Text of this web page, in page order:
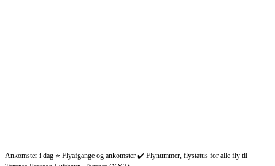
Ankomster i dag ⭐ Flyafgange og ankomster ✔️ Flynummer, flystatus for alle fly til